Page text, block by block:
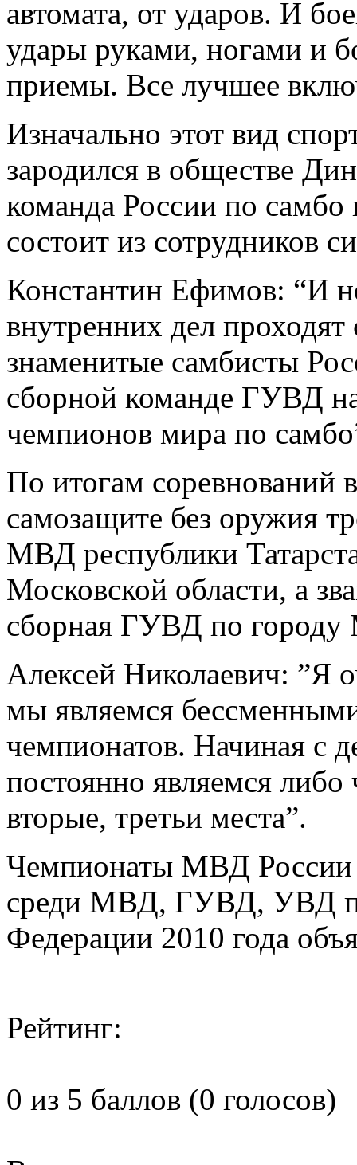
автомата, от ударов. И
удары руками, ногами и
приемы. Все лучшее
Изначально этот вид
зародился в обществе
команда России по самбо
состоит из сотрудников
Константин Ефимов: “И
внутренних дел
знаменитые самбисты
сборной команде ГУВД
чемпионов мира по
По итогам
самозащите без оружия
МВД республики
Московской области, а
сборная ГУВД по городу
Алексей Николаевич: ”Я
мы являемся
чемпионатов. Начиная с
постоянно являемся
вторые, третьи места”.
Чемпионаты МВД России
среди МВД, ГУВД, УВД
Федерации 2010 года
Рейтинг:
0 из 5 баллов (0 голосов)